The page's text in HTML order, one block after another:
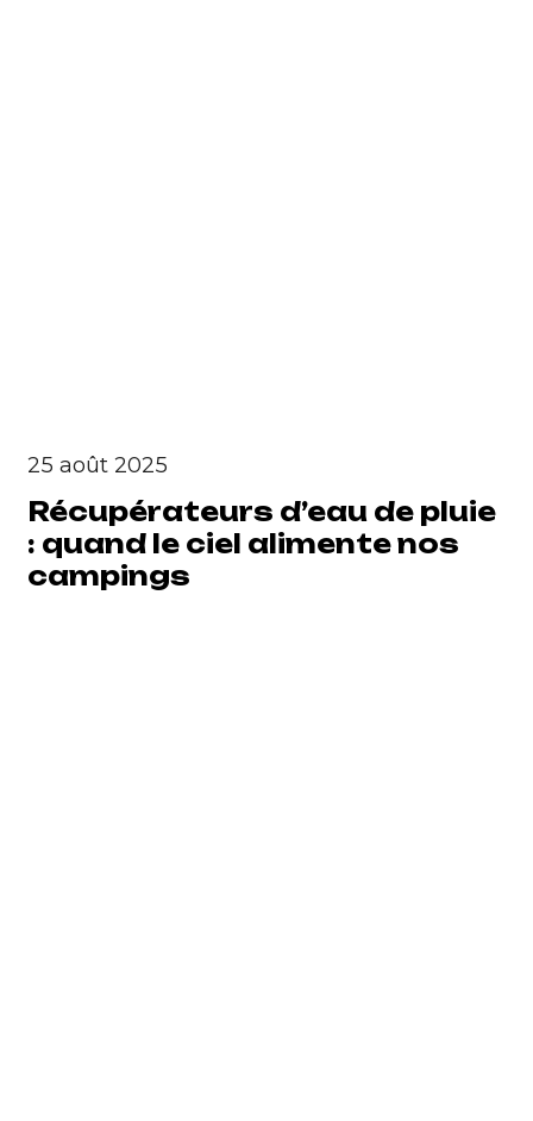
25 août 2025
Récupérateurs d’eau de pluie
: quand le ciel alimente nos
campings